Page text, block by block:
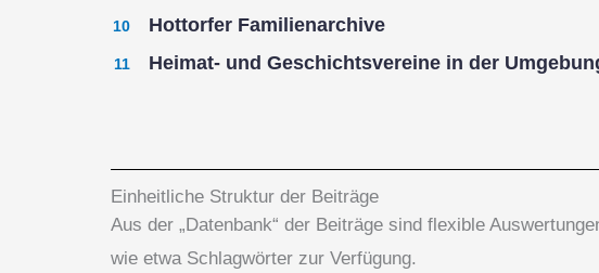
Hottorfer Familienarchive
Heimat- und Geschichtsvereine in der
Einheitliche Struktur der Beiträge
Aus der „Datenbank“ der Beiträge sind flexible
wie etwa Schlagwörter zur Verfügung.